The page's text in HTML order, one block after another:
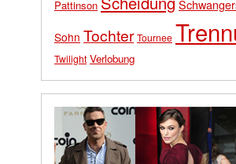
Pattinson
Sohn Tochter Tournee
Twilight Verlobung